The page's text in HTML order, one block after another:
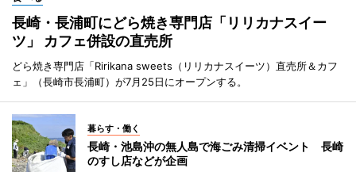
長崎・長浦町にどら焼き専門店「リリカナスイー
ツ」 カフェ併設の直売所
どら焼き専門店「Ririkana sweets（リリカナスイーツ）直売所＆カフ
ェ」（長崎市長浦町）が7月25日にオープンする。
暮らす・働く
長崎・池島沖の無人島で海ごみ清掃イベント 長崎
のすし店などが企画